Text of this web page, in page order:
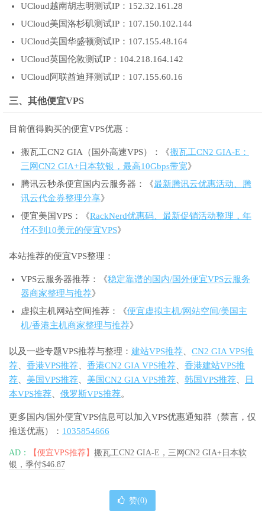
UCloud越南胡志明测试IP：152.32.161.28
UCloud美国洛杉矶测试IP：107.150.102.144
UCloud美国华盛顿测试IP：107.155.48.164
UCloud英国伦敦测试IP：104.218.164.142
UCloud阿联酋迪拜测试IP：107.155.60.16
三、其他便宜VPS
目前值得购买的便宜VPS优惠：
搬瓦工CN2 GIA（国外高速VPS）：《搬瓦工CN2 GIA-E：
三网CN2 GIA+日本软银，最高10Gbps带宽》
腾讯云秒杀便宜国内云服务器：《最新腾讯云优惠活动、腾
讯云代金券整理分享》
便宜美国VPS：《RackNerd优惠码、最新促销活动整理，年
付不到10美元的便宜VPS》
本站推荐的便宜VPS整理：
VPS云服务器推荐：《稳定靠谱的国内/国外便宜VPS云服务
器商家整理与推荐》
虚拟主机网站空间推荐：《便宜虚拟主机/网站空间/美国主
机/香港主机商家整理与推荐》
以及一些专题VPS推荐与整理： 建站VPS推荐、 CN2 GIA VPS推
荐、 香港VPS推荐、 香港CN2 GIA VPS推荐、 香港建站VPS推
荐、 美国VPS推荐、 美国CN2 GIA VPS推荐、 韩国VPS推荐、
日
本VPS推荐、 俄罗斯VPS推荐。
更多国内/国外便宜VPS信息可以加入VPS优惠通知群（禁言，仅
推送优惠）： 1035854666
AD： 【便宜VPS推荐】 搬瓦工CN2 GIA-E，三网CN2 GIA+日本软
银，季付$46.87
赞(0)